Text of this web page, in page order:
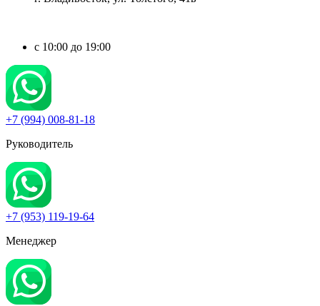
c 10:00 до 19:00
+7 (994) 008-81-18
Руководитель
+7 (953) 119-19-64
Менеджер